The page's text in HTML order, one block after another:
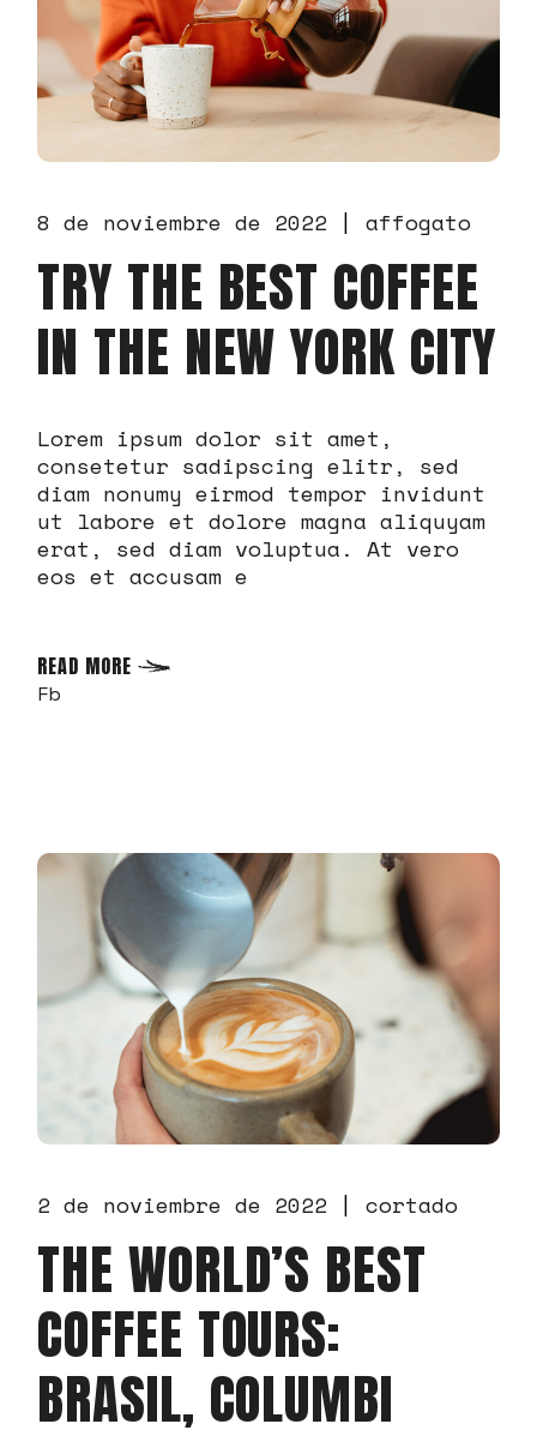
8 de noviembre de 2022 affogato
TRY THE BEST COFFEE
IN THE NEW YORK CITY
Lorem ipsum dolor sit amet,
consetetur sadipscing elitr, sed
diam nonumy eirmod tempor invidunt
ut labore et dolore magna aliquyam
erat, sed diam voluptua. At vero
eos et accusam e
READ MORE
Fb
2 de noviembre de 2022 cortado
THE WORLD’S BEST
COFFEE TOURS:
BRASIL, COLUMBI